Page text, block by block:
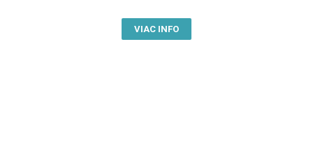
VIAC INFO